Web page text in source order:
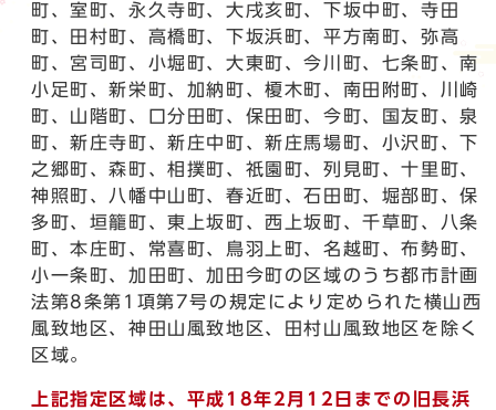
町、室町、永久寺町、大戌亥町、下坂中町、寺田
町、田村町、高橋町、下坂浜町、平方南町、弥高
町、宮司町、小堀町、大東町、今川町、七条町、南
小足町、新栄町、加納町、榎木町、南田附町、川崎
町、山階町、口分田町、保田町、今町、国友町、泉
町、新庄寺町、新庄中町、新庄馬場町、小沢町、下
之郷町、森町、相撲町、祇園町、列見町、十里町、
神照町、八幡中山町、春近町、石田町、堀部町、保
多町、垣籠町、東上坂町、西上坂町、千草町、八条
町、本庄町、常喜町、鳥羽上町、名越町、布勢町、
小一条町、加田町、加田今町の区域のうち都市計画
法第8条第1項第7号の規定により定められた横山西
風致地区、神田山風致地区、田村山風致地区を除く
区域。
上記指定区域は、平成18年2月12日までの旧長浜